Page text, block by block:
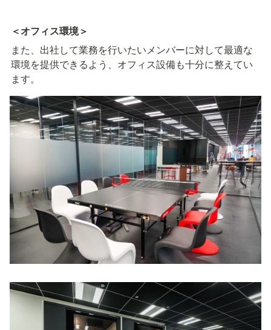
＜オフィス環境＞
また、出社して業務を行いたいメンバーに対して最適な
環境を提供できるよう、オフィス設備も十分に整えてい
ます。